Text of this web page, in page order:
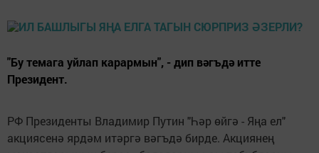
"Бу темага уйлап карармын", - дип вәгъдә итте
Президент.
РФ Президенты Владимир Путин "Һәр өйгә - Яңа ел"
акциясенә ярдәм итәргә вәгъдә бирде. Акциянең